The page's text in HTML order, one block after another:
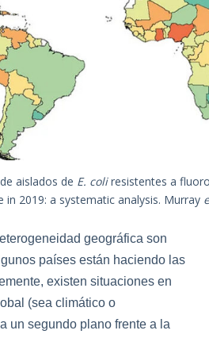
aislados de E. coliresistentes a
in 2019: a systematic analysis. Murray
geográfica son
países están haciendo las
existen situaciones en
(sea climático o
un segundo plano frente a la